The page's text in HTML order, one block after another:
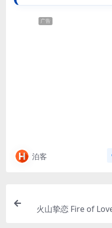
广告
泊客
火山挚恋 Fire of